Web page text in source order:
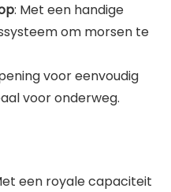
: Met een handige
om morsen te
voor eenvoudig
voor onderweg.
een royale capaciteit